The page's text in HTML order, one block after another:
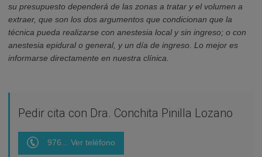
su presupuesto dependerá de las zonas a tratar y el volumen a
extraer, que son los dos argumentos que condicionan que la
técnica pueda realizarse con anestesia local y sin ingreso; o con
anestesia epidural o general, y un día de ingreso. Lo mejor es
informarse directamente en nuestra clínica.
Pedir cita con Dra. Conchita Pinilla Lozano
976... Ver teléfono